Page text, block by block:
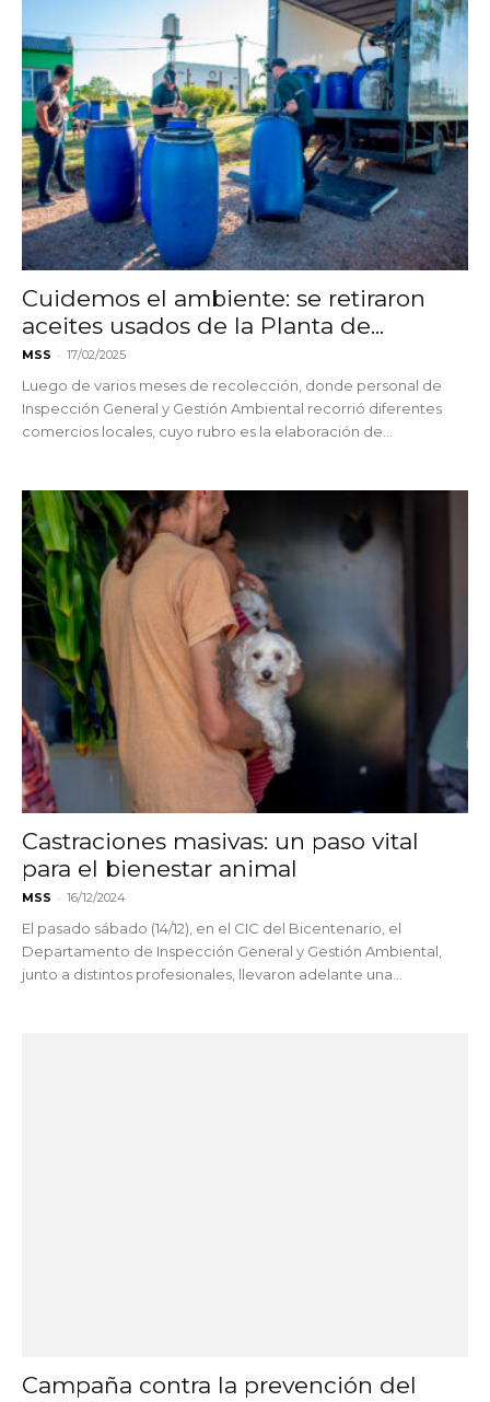
Cuidemos el ambiente: se retiraron
aceites usados de la Planta de...
MSS - 17/02/2025
Luego de varios meses de recolección, donde personal de
Inspección General y Gestión Ambiental recorrió diferentes
comercios locales, cuyo rubro es la elaboración de...
Castraciones masivas: un paso vital
para el bienestar animal
MSS - 16/12/2024
El pasado sábado (14/12), en el CIC del Bicentenario, el
Departamento de Inspección General y Gestión Ambiental,
junto a distintos profesionales, llevaron adelante una...
Campaña contra la prevención del